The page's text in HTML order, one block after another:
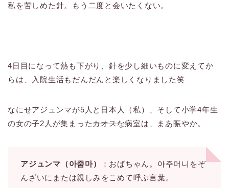
私を苦しめた針。もう二度と会いたくない。
4日目になって熱も下がり、針を少し細いものに変えてか
らは、入院生活もだんだんと楽しくなりました笑
なにせアジュンマが5人と日本人（私）、そして小学4年生
の女の子2人が集まったカオスな病室は、まあ賑やか。
アジュンマ（아줌마）
：おばちゃん。아주머니をぞ
んざいにまたは親しみをこめて呼ぶ言葉。